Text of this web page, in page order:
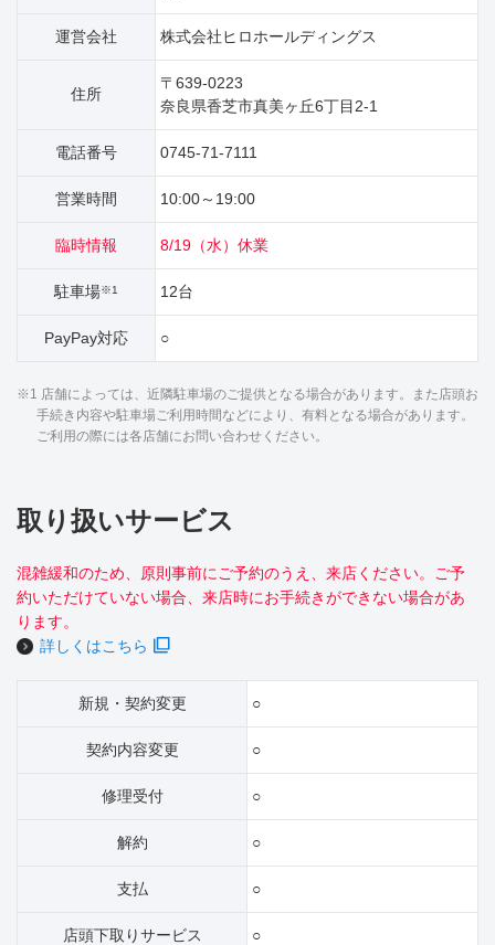
運営会社 株式会社ヒロホールディングス
住所
〒639-0223
奈良県香芝市真美ヶ丘6丁目2‐1
電話番号 0745-71-7111
営業時間 10:00～19:00
臨時情報 8/19（水）休業
駐車場※1 12台
PayPay対応 ○
※1 店舗によっては、近隣駐車場のご提供となる場合があります。また店頭お
手続き内容や駐車場ご利用時間などにより、有料となる場合があります。
ご利用の際には各店舗にお問い合わせください。
取り扱いサービス
混雑緩和のため、原則事前にご予約のうえ、来店ください。ご予
約いただけていない場合、来店時にお手続きができない場合があ
ります。
詳しくはこちら
新規・契約変更 ○
契約内容変更 ○
修理受付 ○
解約 ○
支払 ○
店頭下取りサービス ○